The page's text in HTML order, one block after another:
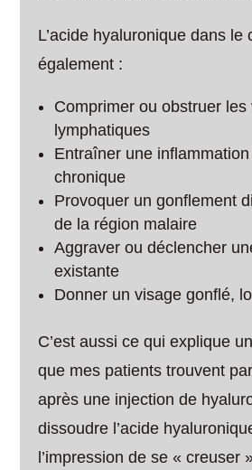
L’acide hyaluronique dans le
également :
Comprimer ou obstruer les
lymphatiques
Entraîner une
chronique
Provoquer un gonflement
de la région malaire
Aggraver ou déclencher
existante
Donner un visage gonflé,
C’est aussi ce qui explique
que mes patients trouvent
après une injection de
dissoudre l’acide
l’impression de se « creuser